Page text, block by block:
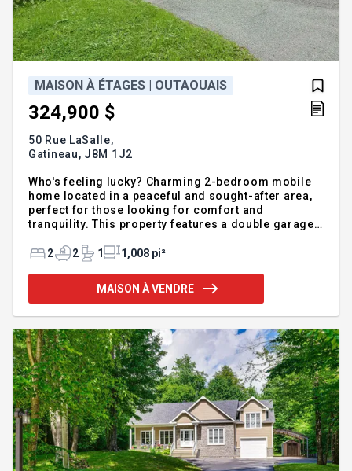
MAISON À ÉTAGES | OUTAOUAIS
324,900 $
50 Rue LaSalle,
Gatineau, J8M 1J2
Who's feeling lucky? Charming 2-bedroom mobile
home located in a peaceful and sought-after area,
perfect for those looking for comfort and
tranquility. This property features a double garage
has radiant floor heating, a great bonus for a
fully fenced, offering privacy and security. Plus, all
the windows have been replaced, and the hot water
INCLUSIONS -- EXCLUSIONS --
2 2 1 1,008 pi²
MAISON À VENDRE